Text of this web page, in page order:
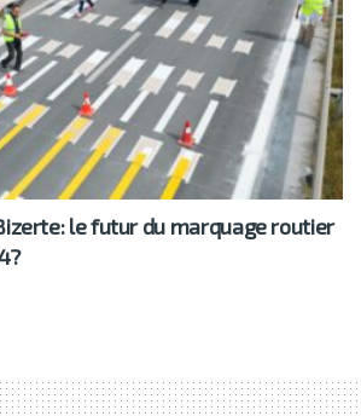
le futur du marquage routier